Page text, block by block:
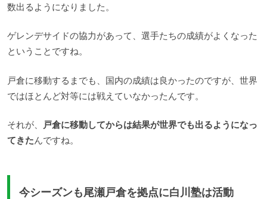
数出るようになりました。
ゲレンデサイドの協力があって、選手たちの成績がよくなった
ということですね。
戸倉に移動するまでも、国内の成績は良かったのですが、世界
ではほとんど対等には戦えていなかったんです。
それが、
戸倉に移動してからは結果が世界でも出るようになっ
てきたんですね。
今シーズンも尾瀬戸倉を拠点に白川塾は活動